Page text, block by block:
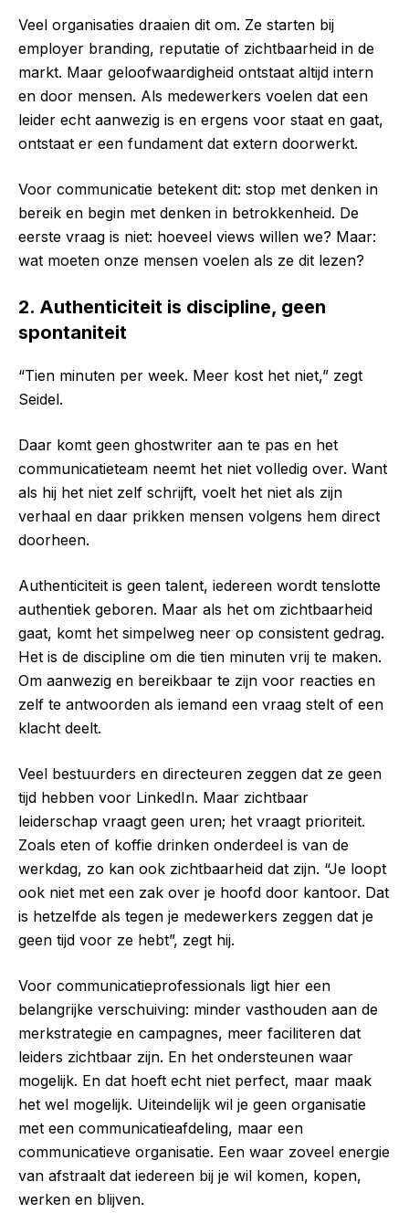
Veel organisaties draaien dit om. Ze starten bij
employer branding, reputatie of zichtbaarheid in de
markt. Maar geloofwaardigheid ontstaat altijd intern
en door mensen. Als medewerkers voelen dat een
leider echt aanwezig is en ergens voor staat en gaat,
ontstaat er een fundament dat extern doorwerkt.
Voor communicatie betekent dit: stop met denken in
bereik en begin met denken in betrokkenheid. De
eerste vraag is niet: hoeveel views willen we? Maar:
wat moeten onze mensen voelen als ze dit lezen?
2. Authenticiteit is discipline, geen
spontaniteit
“Tien minuten per week. Meer kost het niet,” zegt
Seidel.
Daar komt geen ghostwriter aan te pas en het
communicatieteam neemt het niet volledig over. Want
als hij het niet zelf schrijft, voelt het niet als zijn
verhaal en daar prikken mensen volgens hem direct
doorheen.
Authenticiteit is geen talent, iedereen wordt tenslotte
authentiek geboren. Maar als het om zichtbaarheid
gaat, komt het simpelweg neer op consistent gedrag.
Het is de discipline om die tien minuten vrij te maken.
Om aanwezig en bereikbaar te zijn voor reacties en
zelf te antwoorden als iemand een vraag stelt of een
klacht deelt.
Veel bestuurders en directeuren zeggen dat ze geen
tijd hebben voor LinkedIn. Maar zichtbaar
leiderschap vraagt geen uren; het vraagt prioriteit.
Zoals eten of koffie drinken onderdeel is van de
werkdag, zo kan ook zichtbaarheid dat zijn. “Je loopt
ook niet met een zak over je hoofd door kantoor. Dat
is hetzelfde als tegen je medewerkers zeggen dat je
geen tijd voor ze hebt”, zegt hij.
Voor communicatieprofessionals ligt hier een
belangrijke verschuiving: minder vasthouden aan de
merkstrategie en campagnes, meer faciliteren dat
leiders zichtbaar zijn. En het ondersteunen waar
mogelijk. En dat hoeft echt niet perfect, maar maak
het wel mogelijk. Uiteindelijk wil je geen organisatie
met een communicatieafdeling, maar een
communicatieve organisatie. Een waar zoveel energie
van afstraalt dat iedereen bij je wil komen, kopen,
werken en blijven.